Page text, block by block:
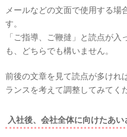
メールなどの文面で使用する場
す。
「ご指導、ご鞭撻」と読点が
も、どちらでも構いません。
前後の文章を見て読点が多けれ
ランスを考えて調整してみてく
入社後、会社全体に向けたあ
結
婚
段